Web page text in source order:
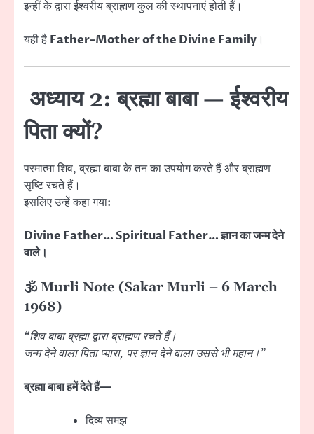
इन्हीं के द्वारा ईश्वरीय ब्राह्मण कुल की स्थापनाएं होती हैं।
यही है Father–Mother of the Divine Family ।
अध्याय 2: ब्रह्मा बाबा — ईश्वरीय
पिता क्यों?
परमात्मा शिव, ब्रह्मा बाबा के तन का उपयोग करते हैं और ब्राह्मण
सृष्टि रचते हैं।
इसलिए उन्हें कहा गया:
Divine Father… Spiritual Father… ज्ञान का जन्म देने
वाले।
🕉 Murli Note (Sakar Murli – 6 March
1968)
“शिव बाबा ब्रह्मा द्वारा ब्राह्मण रचते हैं।
जन्म देने वाला पिता प्यारा, पर ज्ञान देने वाला उससे भी महान।”
ब्रह्मा बाबा हमें देते हैं—
दिव्य समझ